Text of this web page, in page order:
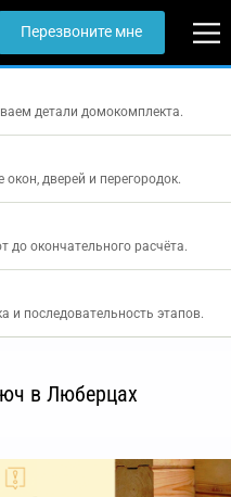
Перезвоните мне
детали домокомплекта.
дверей и перегородок.
до окончательного расчёта.
и последовательность этапов.
в Люберцах